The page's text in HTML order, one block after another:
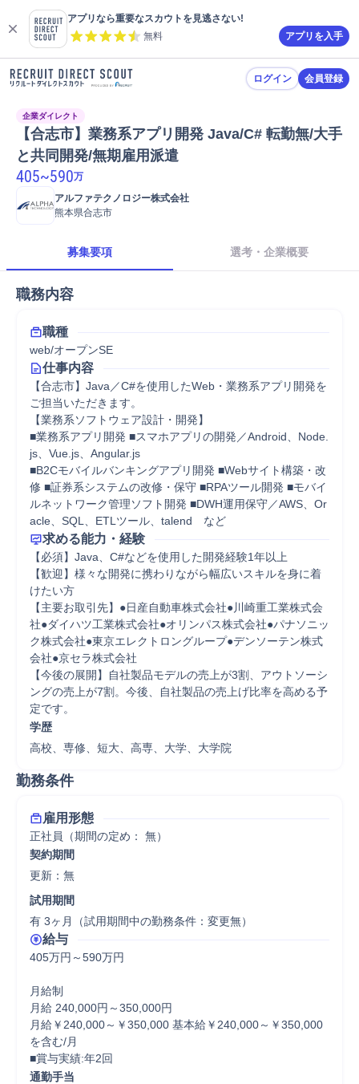
アプリなら重要なスカウトを見逃さない!
無料
アプリを入手
ログイン 会員登録
企業ダイレクト
【合志市】業務系アプリ開発 Java/C# 転勤無/大手
と共同開発/無期雇用派遣
405~590万
アルファテクノロジー株式会社
熊本県合志市
募集要項 選考・企業概要
職務内容
職種
web/オープンSE
仕事内容
【合志市】Java／C#を使用したWeb・業務系アプリ開発を
ご担当いただきます。
【業務系ソフトウェア設計・開発】
■業務系アプリ開発 ■スマホアプリの開発／Android、Node.
js、Vue.js、Angular.js
■B2Cモバイルバンキングアプリ開発 ■Webサイト構築・改
修 ■証券系システムの改修・保守 ■RPAツール開発 ■モバイ
ルネットワーク管理ソフト開発 ■DWH運用保守／AWS、Or
acle、SQL、ETLツール、talend　など
求める能力・経験
【必須】Java、C#などを使用した開発経験1年以上
【歓迎】様々な開発に携わりながら幅広いスキルを身に着
けたい方
【主要お取引先】●日産自動車株式会社●川崎重工業株式会
社●ダイハツ工業株式会社●オリンパス株式会社●パナソニッ
ク株式会社●東京エレクトロングループ●デンソーテン株式
会社●京セラ株式会社
【今後の展開】自社製品モデルの売上が3割、アウトソーシ
ングの売上が7割。今後、自社製品の売上げ比率を高める予
定です。
学歴
高校、専修、短大、高専、大学、大学院
勤務条件
雇用形態
正社員（期間の定め： 無）
契約期間
更新：無
試用期間
有 3ヶ月（試用期間中の勤務条件：変更無）
給与
405万円～590万円
月給制
月給 240,000円～350,000円
月給￥240,000～￥350,000 基本給￥240,000～￥350,000
を含む/月
■賞与実績:年2回
通勤手当